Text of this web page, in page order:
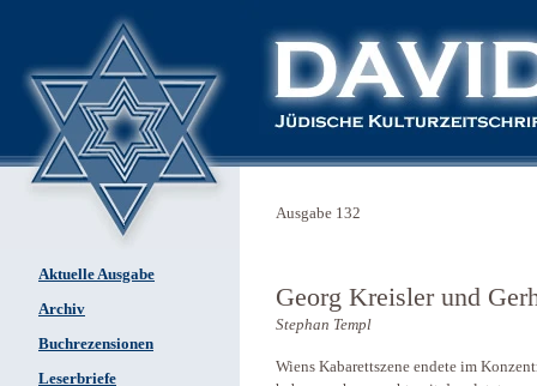
Aktuelle Ausgabe
Archiv
Buchrezensionen
Leserbriefe
Ausgabe 132
Georg Kreisler und
Stephan Templ
Wiens Kabarettszene endete im